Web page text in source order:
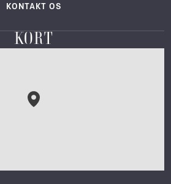
KONTAKT OS
KORT